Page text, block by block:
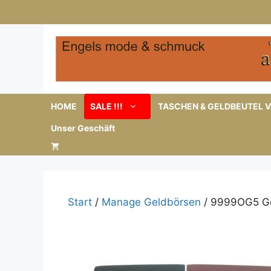
Inhalt
HOME SALE !!! TASCHEN & GELDBEUTEL
Unser Geschäft
Start / Manage Geldbörsen / 9999OG5